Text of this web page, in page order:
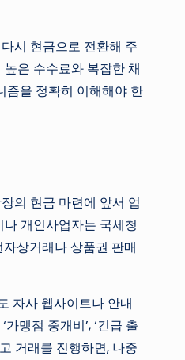
시 현금으로 전환해 주
은 수수료와 복잡한 채
즘을 정확히 이해해야 한
의 현금 마련에 앞서 업
개인사업자는 국세청
상거래나 상품권 판매
자사 웹사이트나 안내
맹점 중개비’, ‘긴급 출
거래를 진행하면, 나중